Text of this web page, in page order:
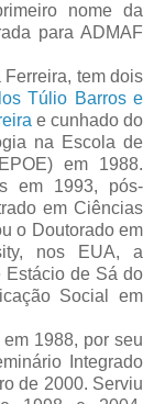
nome da
para ADMAF
tem dois
Túlio Barros e
e cunhado do
na Escola de
em 1988.
em 1993, pós-
em Ciências
o Doutorado em
nos EUA, a
Estácio de Sá do
Social em
1988, por seu
Integrado
de 2000. Serviu